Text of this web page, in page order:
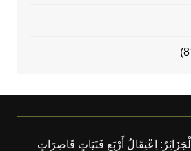
الْجَزَائِرُ: اِعْتِقَالُ أَرْبَعِ فَتَيَاتٍ قَاصِرَاتٍ